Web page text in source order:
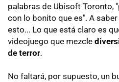
palabras de Ubisoft Toronto,
con lo bonito que es". A
esto... Lo que está claro es
videojuego que mezcle
de terror.
No faltará, por supuesto, un